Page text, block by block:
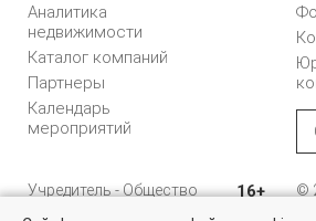
Аналитика
недвижимости
Каталог компаний
Партнеры
Календарь
мероприятий
Учредитель - Общество
16+
©